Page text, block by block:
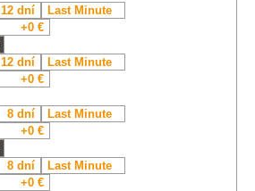
12 dní
Last Minute
+0 €
12 dní
Last Minute
+0 €
8 dní
Last Minute
+0 €
8 dní
Last Minute
+0 €